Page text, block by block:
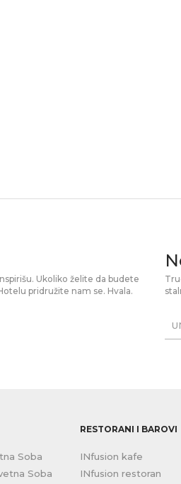
Ukoliko želite da budete
pridružite nam se. Hvala.
Soba
Soba
RESTORANI I BAROVI
INfusion kafe
INfusion restoran